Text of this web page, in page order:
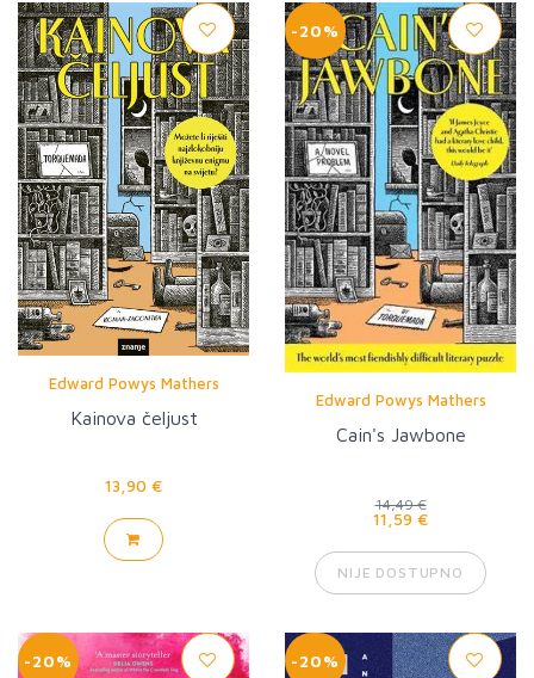
Edward Powys Mathers
Kainova čeljust
13,90 €
-20%
Edward Powys Mathers
Cain's Jawbone
14,49 €
11,59 €
NIJE DOSTUPNO
-20% -20%